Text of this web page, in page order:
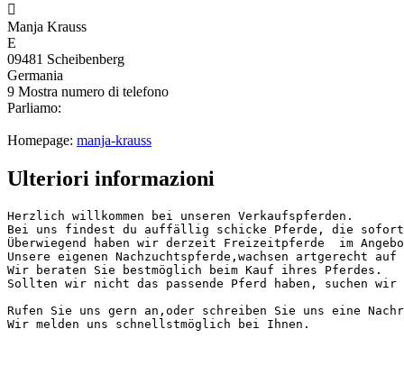

Manja Krauss
E
09481 Scheibenberg
Germania
9 Mostra numero di telefono
Parliamo:
Homepage: manja-krauss
Ulteriori informazioni
Herzlich willkommen bei unseren Verkaufspferden.
Bei uns findest du auffällig schicke Pferde, die
Überwiegend haben wir derzeit Freizeitpferde  im
Unsere eigenen Nachzuchtspferde,wachsen
Wir beraten Sie bestmöglich beim Kauf ihres Pferdes.
Sollten wir nicht das passende Pferd haben, suchen
Rufen Sie uns gern an,oder schreiben Sie uns eine
Wir melden uns schnellstmöglich bei Ihnen.